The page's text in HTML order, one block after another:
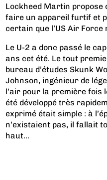
Lockheed Martin propose
faire un appareil furtif et
certain que l’US Air Force
Le U-2 a donc passé le
ans cet été. Le tout
bureau d’études Skunk
Johnson, ingénieur de
l’air pour la première fois
été développé très
exprimé était simple : à
n’existaient pas, il fallait
haut...